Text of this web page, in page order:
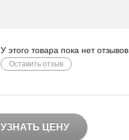
У этого товара пока нет отзывов
Оставить отзыв
УЗНАТЬ ЦЕНУ